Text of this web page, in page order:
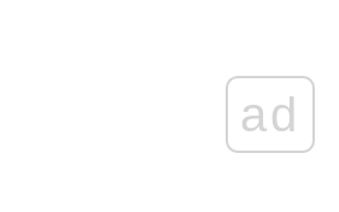
ad